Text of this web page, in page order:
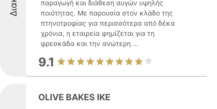
παραγωγή και διάθεση αυγών υψηλής
ποιότητας. Με παρουσία στον κλάδο της
πτηνοτροφίας για περισσότερα από δέκα
χρόνια, η εταιρεία φημίζεται για τη
φρεσκάδα και την ανώτερη ...
9.1
OLIVE BAKES ΙΚΕ